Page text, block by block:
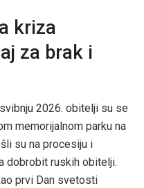
kriza
za brak i
2026. obitelji su se
memorijalnom parku na
su na procesiju i
dobrobit ruskih obitelji.
prvi Dan svetosti